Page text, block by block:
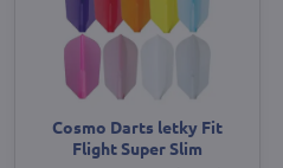
Cosmo Darts letky Fit
Flight Super Slim